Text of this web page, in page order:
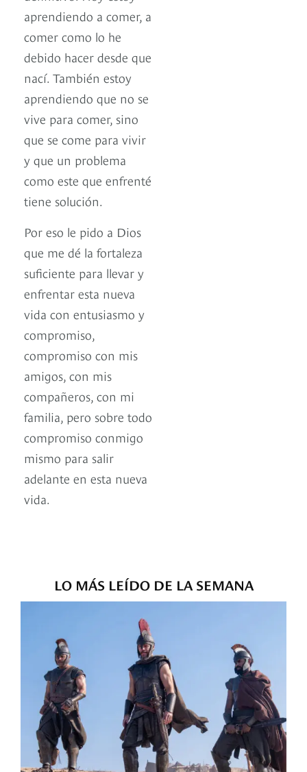
aprendiendo a comer, a
comer como lo he
debido hacer desde que
nací. También estoy
aprendiendo que no se
vive para comer, sino
que se come para vivir
y que un problema
como este que enfrenté
tiene solución.
Por eso le pido a Dios
que me dé la fortaleza
suficiente para llevar y
enfrentar esta nueva
vida con entusiasmo y
compromiso,
compromiso con mis
amigos, con mis
compañeros, con mi
familia, pero sobre todo
compromiso conmigo
mismo para salir
adelante en esta nueva
vida.
LO MÁS LEÍDO DE LA SEMANA